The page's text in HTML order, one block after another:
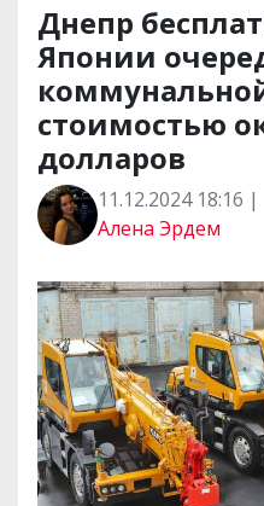
Днепр
Японии
стоимостью
долларов
11.12.2024 18:16 |
Алена Эрдем